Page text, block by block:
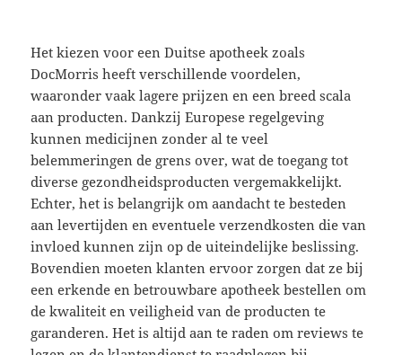
Het kiezen voor een Duitse apotheek zoals
DocMorris heeft verschillende voordelen,
waaronder vaak lagere prijzen en een breed scala
aan producten. Dankzij Europese regelgeving
kunnen medicijnen zonder al te veel
belemmeringen de grens over, wat de toegang tot
diverse gezondheidsproducten vergemakkelijkt.
Echter, het is belangrijk om aandacht te besteden
aan levertijden en eventuele verzendkosten die van
invloed kunnen zijn op de uiteindelijke beslissing.
Bovendien moeten klanten ervoor zorgen dat ze bij
een erkende en betrouwbare apotheek bestellen om
de kwaliteit en veiligheid van de producten te
garanderen. Het is altijd aan te raden om reviews te